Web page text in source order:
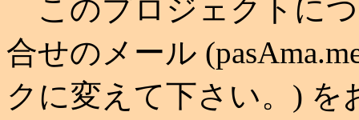
このプロジェクトに
合せのメール
クに変えて下さい。)